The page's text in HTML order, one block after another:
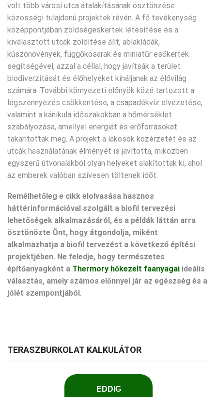
volt több városi utca átalakításának ösztönzése
közösségi tulajdonú projektek révén. A fő tevékenység
középpontjában zöldségeskertek létesítése és a
kiválasztott utcák zöldítése állt, ablakládák,
kúszónövények, függőkosarak és miniatűr esőkertek
segítségével, azzal a céllal, hogy javítsák a terület
biodiverzitását és élőhelyeket kínáljanak az élővilág
számára. További környezeti előnyök közé tartozott a
légszennyezés csökkentése, a csapadékvíz elvezetése,
valamint a kánikula időszakokban a hőmérséklet
szabályozása, amellyel energiát és erőforrásokat
takarítottak meg. A projekt a lakosok közérzetét és az
utcák használatának élményét is javította, miközben
egyszerű útvonalakból olyan helyeket alakítottak ki, ahol
az emberek valóban szívesen töltenek időt.
Remélhetőleg e cikk elolvasása hasznos
háttérinformációval szolgált a biofil tervezési
lehetőségek alkalmazásáról, és a példák láttán arra
ösztönözte Önt, hogy átgondolja, miként
alkalmazhatja a biofil tervezést a következő építési
projektjében. Ne feledje, hogy természetes
építőanyagként a Thermory hőkezelt faanyagai ideális
választás, amely számos előnnyel jár az egészség és a
jólét szempontjából .
TERASZBURKOLAT KALKULÁTOR